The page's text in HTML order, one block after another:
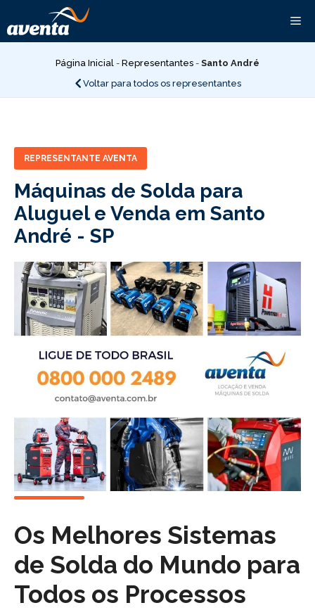
para
o
Página Inicial - Representantes - Santo André
Voltar para todos os representantes
REPRESENTANTE AVENTA
Máquinas de Solda para
Aluguel e Venda em Santo
André - SP
Os Melhores Sistemas
de Solda do Mundo para
Todos os Processos